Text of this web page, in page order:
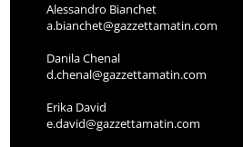
Alessandro Bianchet
a.bianchet@gazzettamatin.com
Danila Chenal
d.chenal@gazzettamatin.com
Erika David
e.david@gazzettamatin.com